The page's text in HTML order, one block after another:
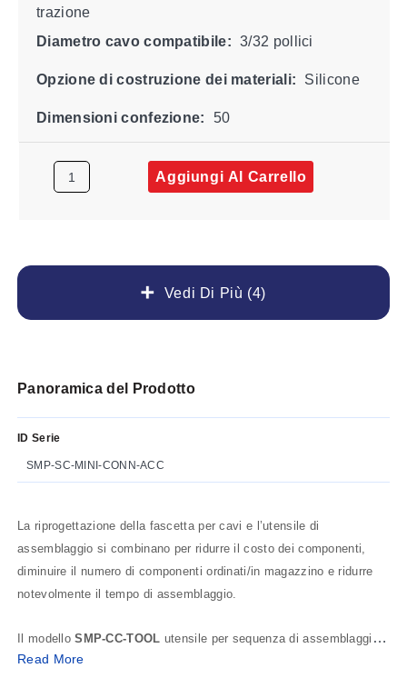
Vedi Di Più (4)
trazione
Diametro cavo compatibile: 3/32 pollici
Opzione di costruzione dei materiali: Silicone
Dimensioni confezione: 50
Aggiungi Al Carrello
Panoramica del Prodotto
ID Serie
SMP-SC-MINI-CONN-ACC
La riprogettazione della fascetta per cavi e l’utensile di
assemblaggio si combinano per ridurre il costo dei componenti,
diminuire il numero di componenti ordinati/in magazzino e ridurre
notevolmente il tempo di assemblaggio.
Il modelloSMP-CC-TOOL utensile per sequenza di assemblaggio
rapido (illustrato sotto) è utilizzato esclusivamente per assemblare
Read More